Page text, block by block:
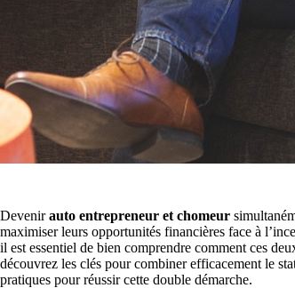
Devenirauto entrepreneur et chomeur
maximiser leurs opportunités financières face à
il est essentiel de bien comprendre comment ces
découvrez les clés pour combiner efficacement le
pratiques pour réussir cette double démarche.